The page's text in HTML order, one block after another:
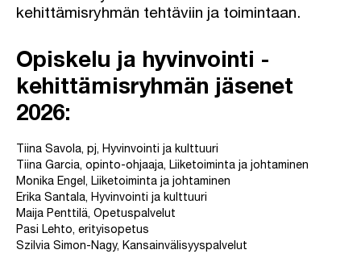
kehittämisryhmän tehtäviin ja toimintaan.
Opiskelu ja hyvinvointi -
kehittämisryhmän jäsenet
2026:
Tiina Savola, pj, Hyvinvointi ja kulttuuri
Tiina Garcia, opinto-ohjaaja, Liiketoiminta ja johtaminen
Monika Engel, Liiketoiminta ja johtaminen
Erika Santala, Hyvinvointi ja kulttuuri
Maija Penttilä, Opetuspalvelut
Pasi Lehto, erityisopetus
Szilvia Simon-Nagy, Kansainvälisyyspalvelut